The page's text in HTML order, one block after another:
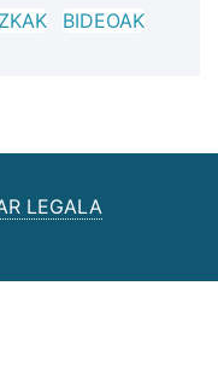
BIDEOAK
LEGALA